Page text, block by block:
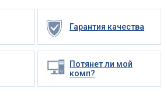
Гарантия качества
Потянет ли мой
комп?